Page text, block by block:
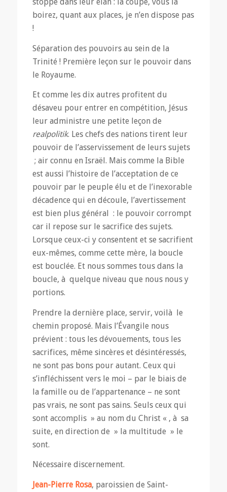
boirez, quant aux places, je n’en dispose pas
!
Séparation des pouvoirs au sein de la
Trinité ! Première leçon sur le pouvoir dans
le Royaume.
Et comme les dix autres profitent du
désaveu pour entrer en compétition, Jésus
leur administre une petite leçon de
realpolitik. Les chefs des nations tirent leur
pouvoir de l’asservissement de leurs sujets
; air connu en Israël. Mais comme la Bible
est aussi l’histoire de l’acceptation de ce
pouvoir par le peuple élu et de l’inexorable
décadence qui en découle, l’avertissement
est bien plus général : le pouvoir corrompt
car il repose sur le sacrifice des sujets.
Lorsque ceux-ci y consentent et se sacrifient
eux-mêmes, comme cette mère, la boucle
est bouclée. Et nous sommes tous dans la
boucle, à quelque niveau que nous nous y
portions.
Prendre la dernière place, servir, voilà le
chemin proposé. Mais l’Évangile nous
prévient : tous les dévouements, tous les
sacrifices, même sincères et désintéressés,
ne sont pas bons pour autant. Ceux qui
s’infléchissent vers le moi – par le biais de
la famille ou de l’appartenance – ne sont
pas vrais, ne sont pas sains. Seuls ceux qui
sont accomplis » au nom du Christ « , à sa
suite, en direction de » la multitude » le
sont.
Nécessaire discernement.
Jean-Pierre Rosa, paroissien de Saint-